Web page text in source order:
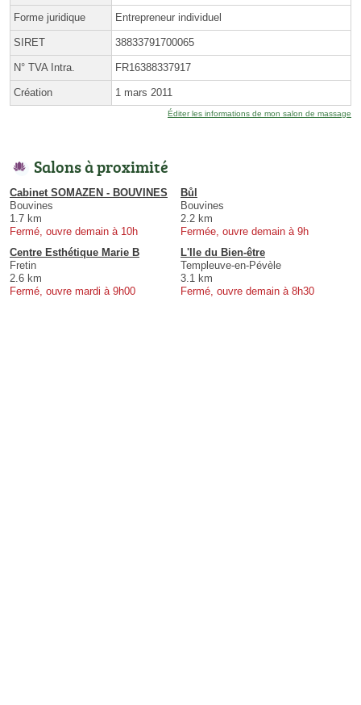
Forme juridique Entrepreneur individuel
SIRET 38833791700065
N° TVA Intra. FR16388337917
Création 1 mars 2011
Éditer les informations de mon salon de massage
Salons à proximité
Cabinet SOMAZEN - BOUVINES
Bouvines
1.7 km
Fermé, ouvre demain à 10h
Bůl
Bouvines
2.2 km
Fermée, ouvre demain à 9h
Centre Esthétique Marie B
Fretin
2.6 km
Fermé, ouvre mardi à 9h00
L'Ile du Bien-être
Templeuve-en-Pévèle
3.1 km
Fermé, ouvre demain à 8h30